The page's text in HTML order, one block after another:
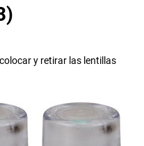
y retirar las lentillas